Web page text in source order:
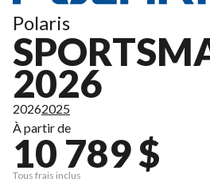
Polaris
2026
20262025
À partir de
10 789 $
Tous frais inclus